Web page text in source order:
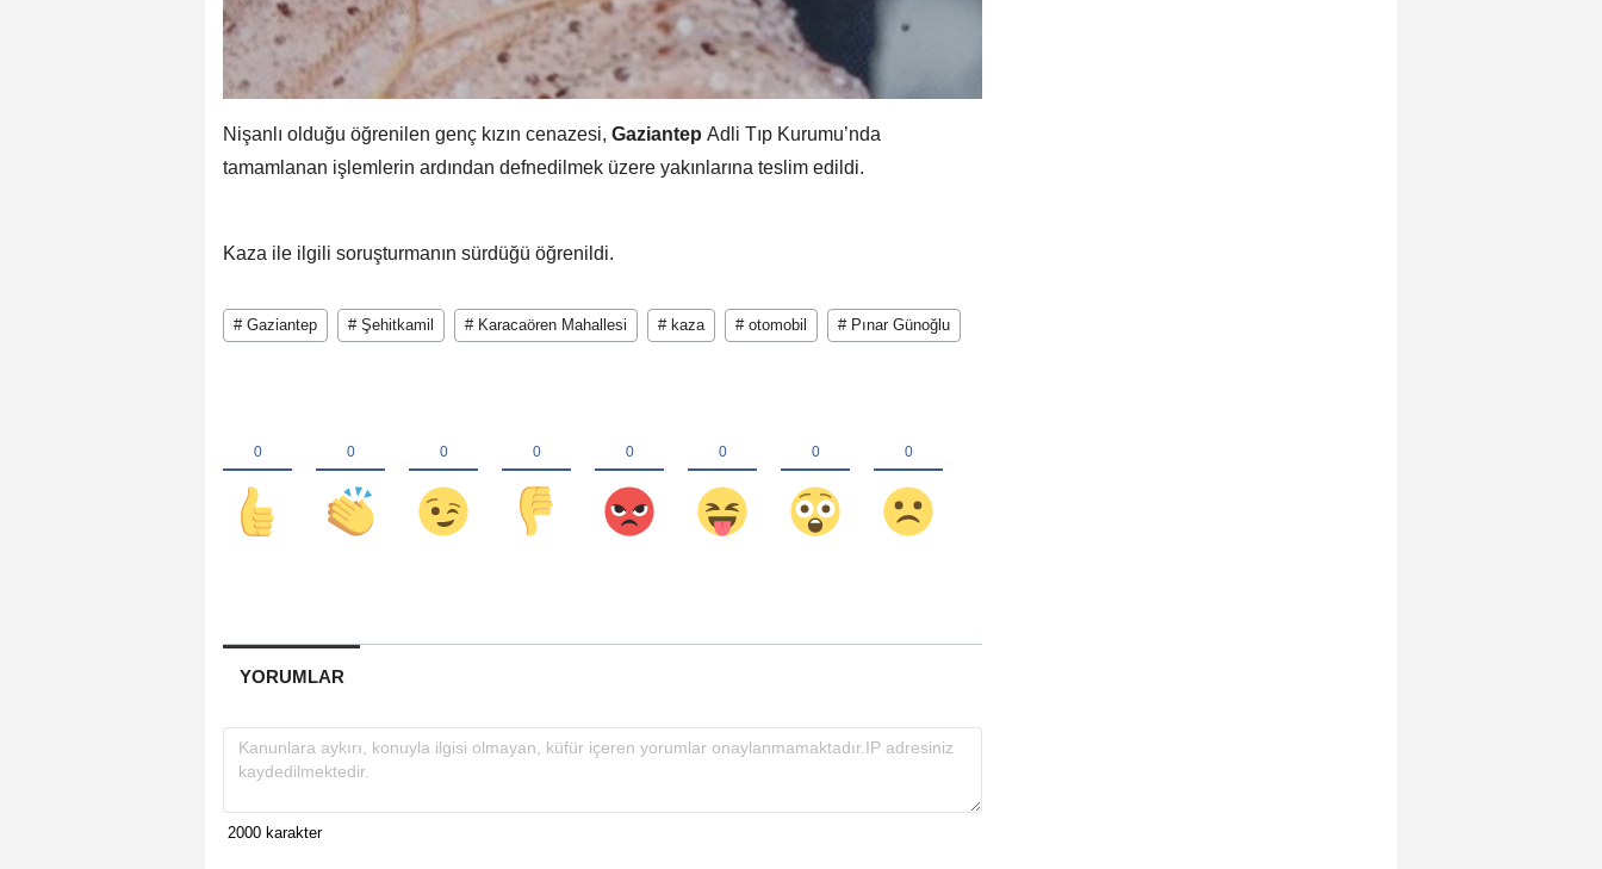
Nişanlı olduğu öğrenilen genç kızın cenazesi, Gaziantep Adli Tıp Kurumu’nda
tamamlanan işlemlerin ardından defnedilmek üzere yakınlarına teslim edildi.
Kaza ile ilgili soruşturmanın sürdüğü öğrenildi.
# Gaziantep # Şehitkamil # Karacaören Mahallesi # kaza # otomobil # Pınar Günoğlu
YORUMLAR